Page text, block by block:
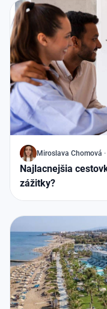
J Miroslava Chomová ·
Najlacnejšia
zážitky?